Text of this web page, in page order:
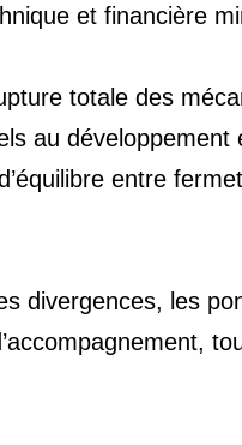
et financière
totale des
au développement
entre
divergences, les